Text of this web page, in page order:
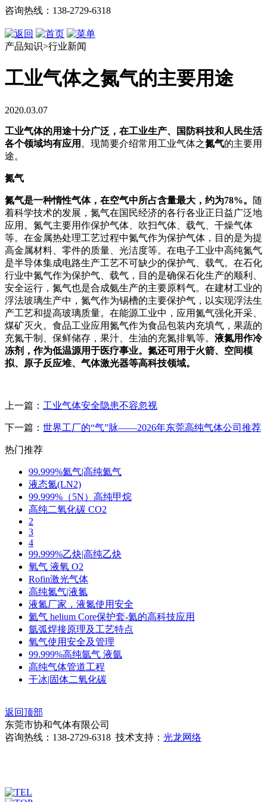
咨询热线：138-2729-6318
产品知识>行业新闻
工业气体之氮气的主要用途
2020.03.07
工业气体的用途十分广泛，在工业生产、国防科技和人民生活
各个领域均有应用 。现简要介绍常用工业气体之氮气的主要用
途。
氮气
氮气是一种惰性气体，在空气中所占含量最大，约为78%。
随
着科学技术的发展，氮气在国民经济的各行各业正日益广泛地
应用。氮气主要用作保护气体、吹扫气体、载气、干燥气体
等。在金属热处理工艺过程中氮气作为保护气体，目的是为提
高金属材料、零件的质量、光洁度等。在电子工业中高纯氮气
是半导体集成电路生产工艺不可缺少的保护气、载气。在石化
行业中氮气作为保护气、载气，目的是确保石化生产的顺利、
安全运行，氮气也是合成氨生产的主要原料气。在建材工业的
浮法玻璃生产中，氮气作为锡槽的主要保护气，以实现浮法生
产工艺和提高玻璃质量。在能源工业中，应用氮气强化开采、
煤矿灭火。食品工业应用氮气作为食品包装内充填气，果蔬的
充氮干制、保鲜储存，果汁、生油的充氮排氧等。 液氮用作冷
冻剂，作为低温源用于医疗事业。氮还可用于火箭、空间模
拟、原子反应堆、气体激光器等高科技领域。
上一篇： 工业气体安全隐患不容忽视
下一篇： 世界工厂的“气”脉——2026年东莞高纯气体公司推荐
热门推荐
99.999%氦气|高纯氦气
液态氮(LN2)
99.999%（5N）高纯甲烷
高纯二氧化碳 CO2
2
3
4
99.999%乙炔|高纯乙炔
氧气 液氧 O2
Rofin激光气体
高纯氮气|液氮
液氮厂家，液氮使用安全
氦气 helium Core保护套-氦的高科技应用
氩弧焊接原理及工艺特点
氧气使用安全及管理
99.999%高纯氩气 液氩
高纯气体管道工程
干冰|固体二氧化碳
返回顶部
东莞市协和气体有限公司
咨询热线：138-2729-6318 技术支持： 光龙网络